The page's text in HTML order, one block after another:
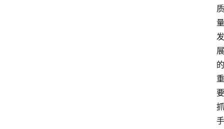
质
量
发
展
的
重
要
抓
手